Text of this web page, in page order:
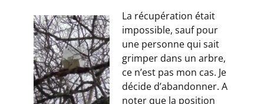
La récupération était
impossible, sauf pour
une personne qui sait
grimper dans un arbre,
ce n’est pas mon cas. Je
décide d’abandonner. A
noter que la position